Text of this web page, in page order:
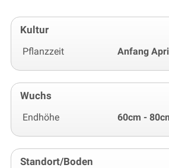
Kultur
Pflanzzeit Anfang
Wuchs
Endhöhe 60cm -
Standort/Boden